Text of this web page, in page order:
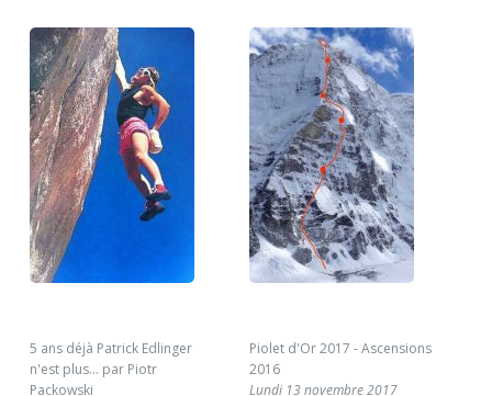
5 ans déjà Patrick Edlinger
n'est plus... par Piotr
Packowski
Piolet d'Or 2017 - Ascensions
2016
Lundi 13 novembre 2017